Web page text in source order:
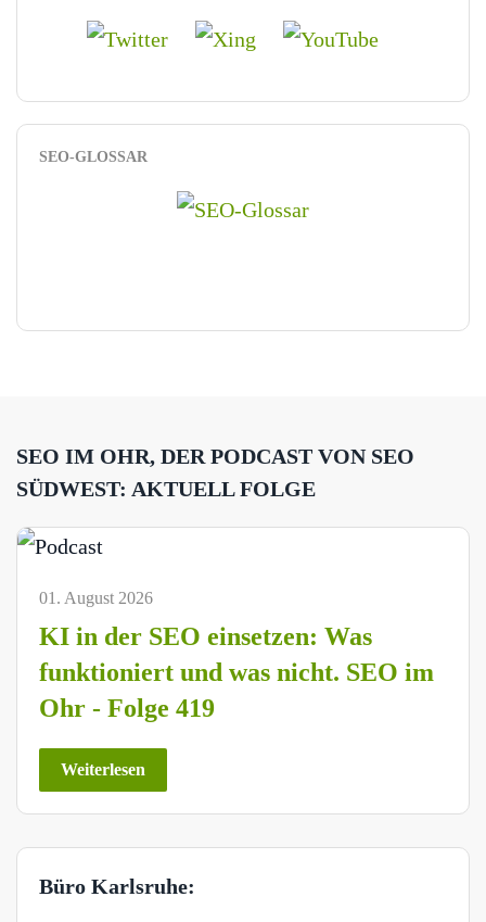
SEO-GLOSSAR
SEO IM OHR, DER PODCAST VON SEO
SÜDWEST: AKTUELL FOLGE
01. August 2026
KI in der SEO einsetzen: Was
funktioniert und was nicht. SEO im
Ohr - Folge 419
Weiterlesen
Büro Karlsruhe: